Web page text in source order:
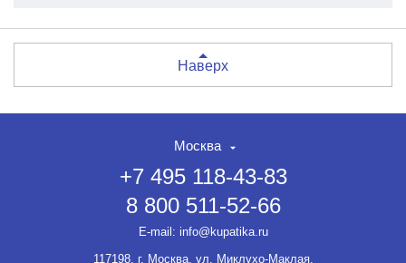
Наверх
Москва
+7 495 118-43-83
8 800 511-52-66
E-mail: info@kupatika.ru
117198, г. Москва, ул. Миклухо-Маклая,